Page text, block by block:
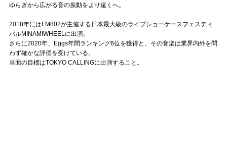
Follow us
Official SNS
ゆらぎから広がる音の振動をより遠くへ。
2018年にはFM802が主催する日本最大級のライブショーケースフェスティ
バルMINAMIWHEELに出演。
さらに2020年、Eggs年間ランキング6位を獲得と、その音楽は業界内外を問
わず確かな評価を受けている。
当面の目標はTOKYO CALLINGに出演すること。